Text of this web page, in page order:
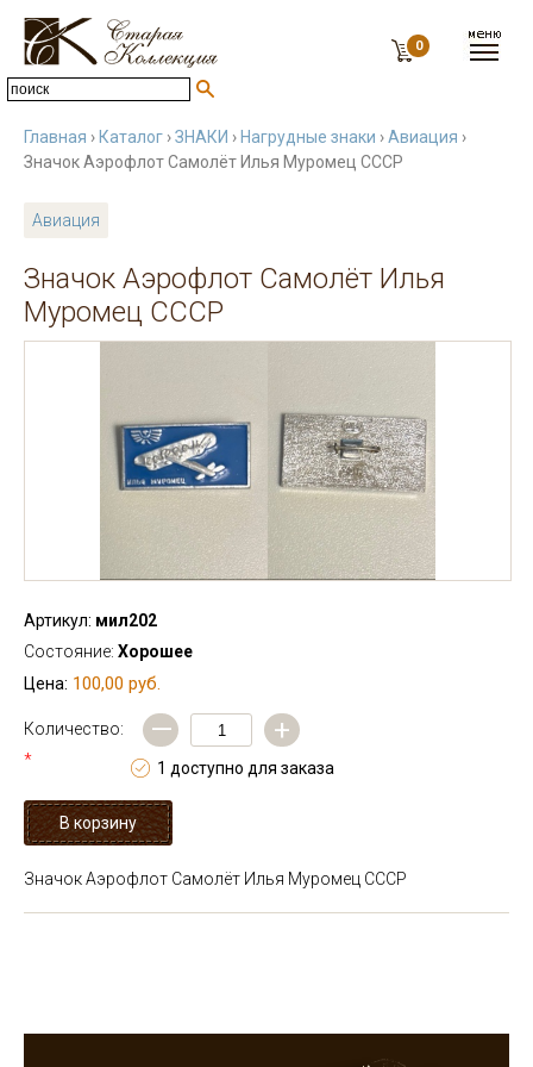
0
Главная › Каталог ›ЗНАКИ › Нагрудные знаки ›Авиация ›
Значок Аэрофлот Самолёт Илья Муромец СССР
Авиация
Значок Аэрофлот Самолёт Илья
Муромец СССР
Артикул: мил202
Состояние: Хорошее
Цена: 100,00 руб.
Количество:
*
— +
1 доступно для заказа
Значок Аэрофлот Самолёт Илья Муромец СССР